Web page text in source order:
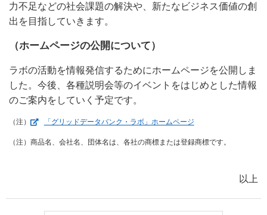
力不足などの社会課題の解決や、新たなビジネス価値の創
出を目指していきます。
（ホームページの公開について）
ラボの活動を情報発信するためにホームページを公開しま
した。今後、各種説明会等のイベントをはじめとした情報
のご案内をしていく予定です。
（注） 「グリッドデータバンク・ラボ」ホームページ（新しいウィンドウを
（注）商品名、会社名、団体名は、各社の商標または登録商標です。
以上